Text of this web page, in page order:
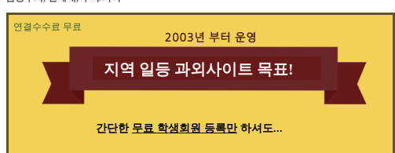
연결수수료 무료
지역 일등 과외사이트 목표!
간단한 무료 학생회원 등록만하셔도...